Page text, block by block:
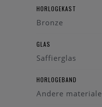
HORLOGEKAST
Bronze
GLAS
Saffierglas
HORLOGEBAND
Andere